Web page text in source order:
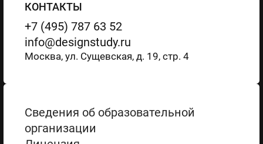
КОНТАКТЫ
+7 (495) 787 63 52
info@designstudy.ru
Москва, ул. Сущевская, д. 19, стр. 4
Сведения об образовательной
организации